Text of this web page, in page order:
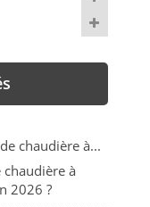
Ajouter au
à
2026 ?